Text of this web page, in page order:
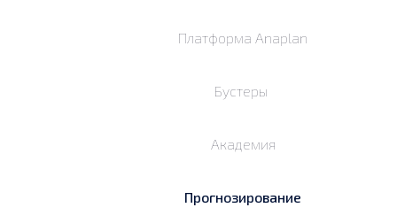
Платформа Anaplan
Бустеры
Академия
Прогнозирование